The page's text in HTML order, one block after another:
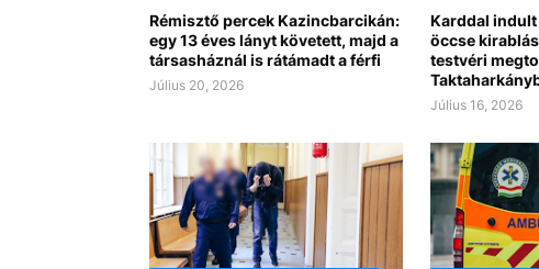
Rémisztő percek Kazincbarcikán:
egy 13 éves lányt követett, majd a
társasháznál is rátámadt a férfi
Július 20, 2026
Karddal
öccse
testvéri
Július 16, 2026